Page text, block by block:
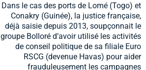
Dans le cas des ports de Lomé (Togo) et
Conakry (Guinée), la justice française,
déjà saisie depuis 2013, soupçonnait le
groupe Bolloré d’avoir utilisé les activités
de conseil politique de sa filiale Euro
RSCG (devenue Havas) pour aider
frauduleusement les campagnes